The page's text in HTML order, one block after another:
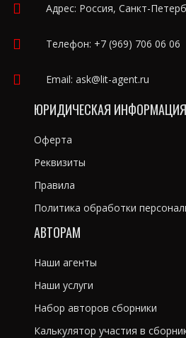
Адрес: Россия, Санкт-
Телефон: +7 (969) 706 06 06
Email: ask@lit-agent.ru
ЮРИДИЧЕСКАЯ ИНФОРМАЦИЯ
Оферта
Реквизиты
Правила
Политика обработки
АВТОРАМ
Наши агенты
Наши услуги
Набор авторов сборники
Калькулятор участия в